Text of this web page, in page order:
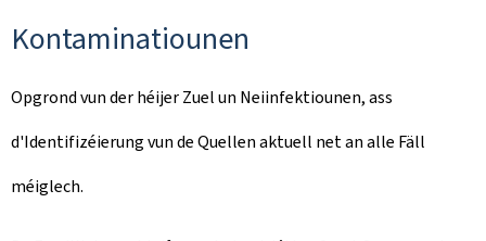
Kontaminatiounen
Opgrond vun der héijer Zuel un Neiinfektiounen, ass
d'Identifizéierung vun de Quellen aktuell net an alle Fäll
méiglech.